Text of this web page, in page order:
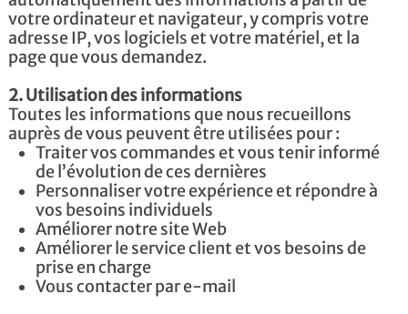
votre ordinateur et navigateur, y compris votre
adresse IP, vos logiciels et votre matériel, et la
page que vous demandez.
2. Utilisation des informations
Toutes les informations que nous recueillons
auprès de vous peuvent être utilisées pour :
Traiter vos commandes et vous tenir informé
de l’évolution de ces dernières
Personnaliser votre expérience et répondre à
vos besoins individuels
Améliorer notre site Web
Améliorer le service client et vos besoins de
prise en charge
Vous contacter par e-mail